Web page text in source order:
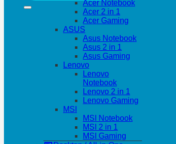
Acer Notebook
Acer 2 in 1
Acer Gaming
ASUS
Asus Notebook
Asus 2 in 1
Asus Gaming
Lenovo
Lenovo
Notebook
Lenovo 2 in 1
Lenovo Gaming
MSI
MSI Notebook
MSI 2 in 1
MSI Gaming